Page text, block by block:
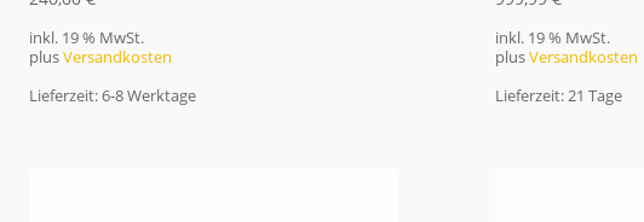
inkl. 19 % MwSt.
plusVersandkosten
Lieferzeit:6-8 Werktage
inkl. 19 % MwSt.
plusVersandkosten
Lieferzeit:21 Tage